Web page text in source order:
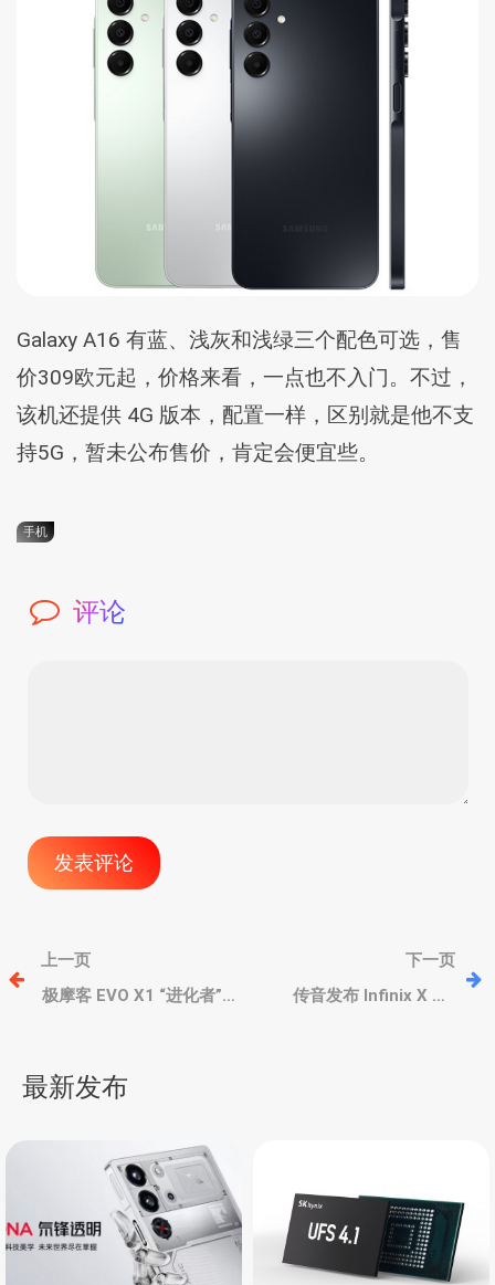
Galaxy A16 有蓝、浅灰和浅绿三个配色可选，售
价309欧元起，价格来看，一点也不入门。不过，
该机还提供 4G 版本，配置一样，区别就是他不支
持5G，暂未公布售价，肯定会便宜些。
手机
评论
文
章
航
上一页
极摩客 EVO X1 “进化者”迷
下一页
传音发布 Infinix X Air
最新发布